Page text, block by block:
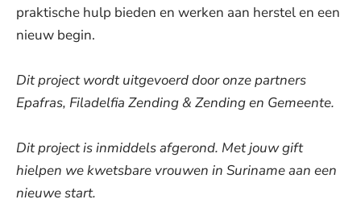
praktische hulp bieden en werken aan herstel en een
nieuw begin.
Dit project wordt uitgevoerd door onze partners
Epafras, Filadelfia Zending & Zending en Gemeente.
Dit project is inmiddels afgerond. Met jouw gift
hielpen we kwetsbare vrouwen in Suriname aan een
nieuwe start.